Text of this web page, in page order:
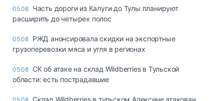
05.08 Часть дороги из Калуги до Тулы планируют
расширить до четырех полос
05.08 РЖД анонсировала скидки на экспортные
грузоперевозки мяса и угля в регионах
05.08 СК об атаке на склад Wildberries в Тульской
области: есть пострадавшие
Склад Wildberries в тульском Алексине атакован